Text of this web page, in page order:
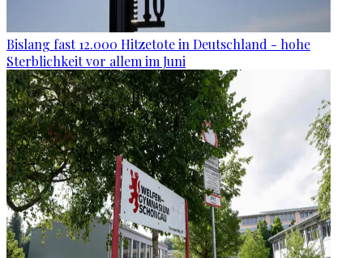
Bislang fast 12.000 Hitzetote in Deutschland - hohe
Sterblichkeit vor allem im Juni